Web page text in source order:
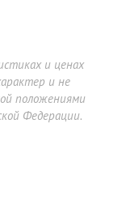
и ценах
и не
положениями
Федерации.